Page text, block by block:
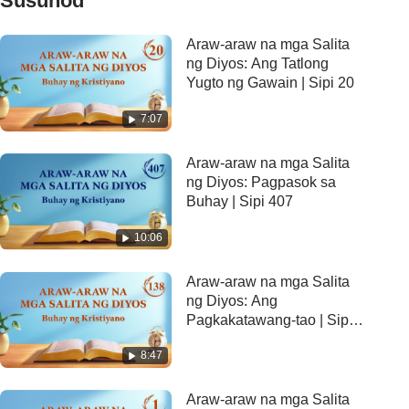
7:07
Araw-araw na mga Salita
ng Diyos: Ang Tatlong
Yugto ng Gawain | Sipi 20
10:06
Araw-araw na mga Salita
ng Diyos: Pagpasok sa
Buhay | Sipi 407
8:47
Araw-araw na mga Salita
ng Diyos: Ang
Pagkakatawang-tao | Sipi
Araw-araw na mga Salita